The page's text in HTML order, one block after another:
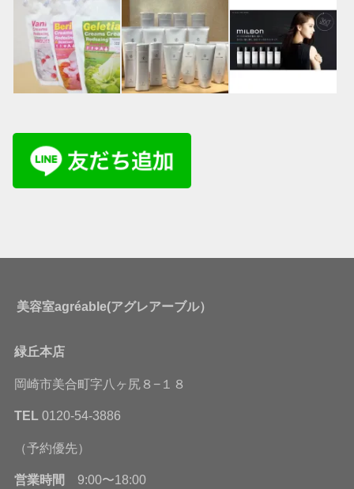
美容室agréable(アグレアーブル）
緑丘本店
岡崎市美合町字八ヶ尻８−１８
TEL 0120-54-3886
（予約優先）
営業時間 9:00〜18:00